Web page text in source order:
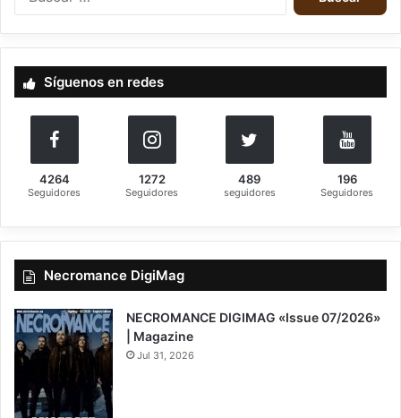
c
a
:
Síguenos en redes
4264
Seguidores
1272
Seguidores
489
seguidores
196
Seguidores
Necromance DigiMag
NECROMANCE DIGIMAG «Issue 07/2026»
| Magazine
Jul 31, 2026